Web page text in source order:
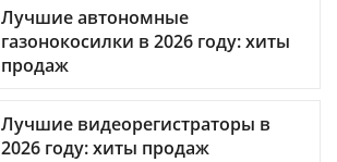
Лучшие автономные
газонокосилки в 2026 году: хиты
продаж
Лучшие видеорегистраторы в
2026 году: хиты продаж